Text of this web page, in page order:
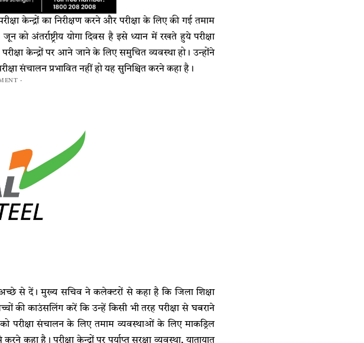
केन्द्रों का निरीक्षण करने और परीक्षा के लिए की गई तमाम
अंतर्राष्ट्रीय योगा दिवस है इसे ध्यान में रखते हुये परीक्षा
केन्द्रों पर आने जाने के लिए समुचित व्यवस्था हो। उन्होंने
संचालन प्रभावित नहीं हो यह सुनिश्चित करने कहा है।
-
अच्छे से दें। मुख्य सचिव ने कलेक्टरों से कहा है कि जिला शिक्षा
की काउंसलिंग करें कि उन्हें किसी भी तरह परीक्षा से घबराने
संचालन के लिए तमाम व्यवस्थाओं के लिए माकड्रिल
कहा है। परीक्षा केन्द्रों पर पर्याप्त सुरक्षा व्यवस्था, यातायात